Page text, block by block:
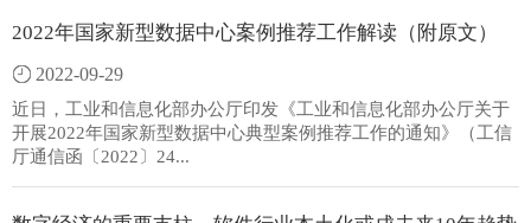
2022年国家新型数据中心案例推荐工作解读（附原文）
2022-09-29
近日，工业和信息化部办公厅印发《工业和信息化部办公厅关于
开展2022年国家新型数据中心典型案例推荐工作的通知》（工信
厅通信函〔2022〕24...